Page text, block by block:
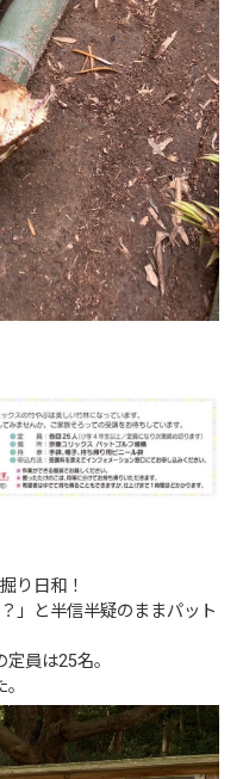
り日和！
」と半信半疑のままパット
員は25名。